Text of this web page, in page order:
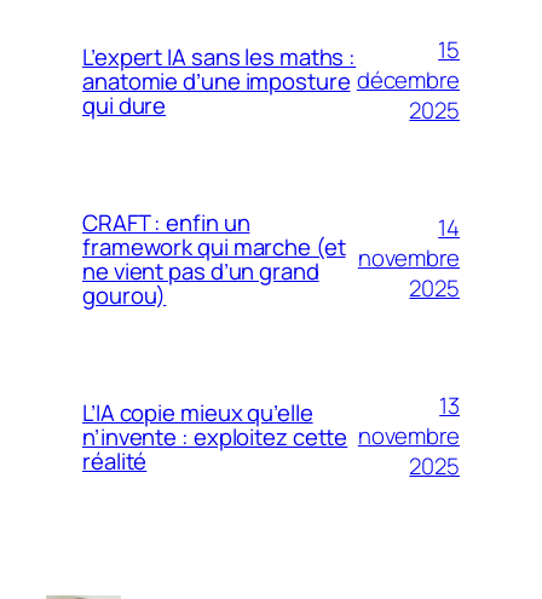
L’expert IA sans les maths :
anatomie d’une imposture
qui dure
15
décembre
2025
CRAFT : enfin un
framework qui marche (et
ne vient pas d’un grand
gourou)
14
novembre
2025
L’IA copie mieux qu’elle
n’invente : exploitez cette
réalité
13
novembre
2025